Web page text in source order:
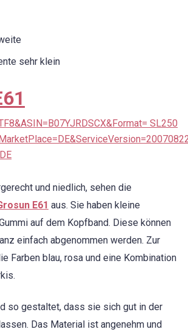
sehr klein
und niedlich, sehen die
E61 aus. Sie haben kleine
auf dem Kopfband. Diese können
einfach abgenommen werden. Zur
Farben blau, rosa und eine Kombination
so gestaltet, dass sie sich gut in der
Das Material ist angenehm und